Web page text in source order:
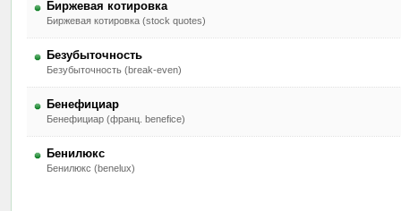
Биржевая котировка
Биржевая котировка (stock quotes)
Безубыточность
Безубыточность (break-even)
Бенефициар
Бенефициар (франц. benefice)
Бенилюкс
Бенилюкс (benelux)